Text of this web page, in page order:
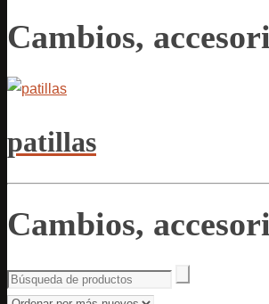
Cambios,
patillas
Cambios,